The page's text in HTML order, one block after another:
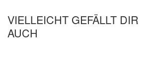
VIELLEICHT GEFÄLLT DIR
AUCH